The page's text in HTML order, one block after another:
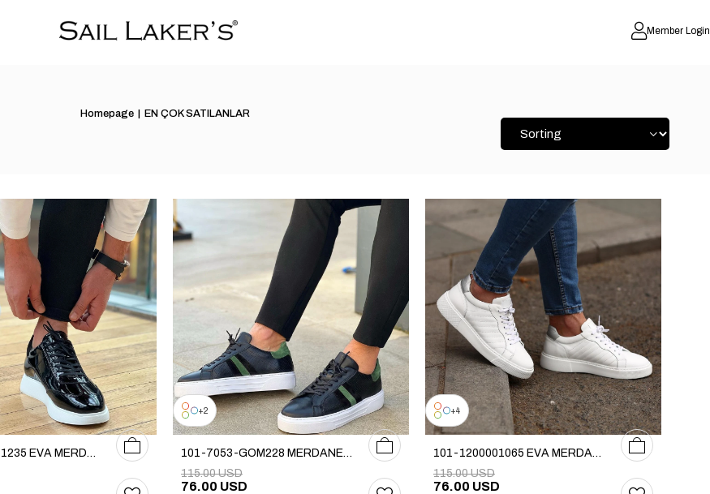
Member Login
Homepage EN ÇOK SATILANLAR
101-7034-H-1235 EVA MERDANE AYAKKABI
4041
2
101-7053-GOM228 MERDANE AYAKKABI
76.00 USD
115.00 USD
4041
4
101-1200001065 EVA MERDANE AYAKKABI
76.00 USD
115.00 USD
4041